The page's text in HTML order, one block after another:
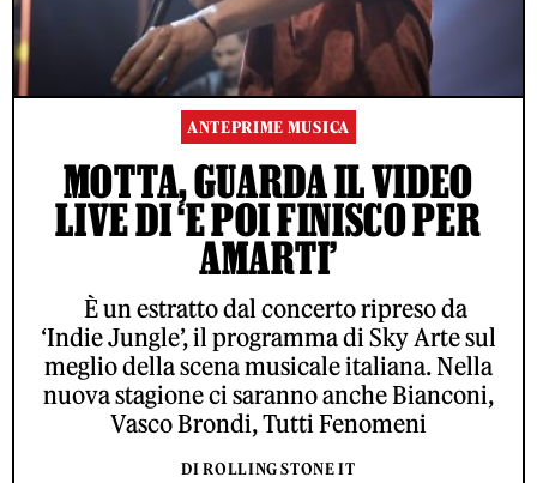
ANTEPRIME MUSICA
MOTTA, GUARDA IL VIDEO
LIVE DI ‘E POI FINISCO PER
AMARTI’
È un estratto dal concerto ripreso da
‘Indie Jungle’, il programma di Sky Arte sul
meglio della scena musicale italiana. Nella
nuova stagione ci saranno anche Bianconi,
Vasco Brondi, Tutti Fenomeni
DI ROLLING STONE IT